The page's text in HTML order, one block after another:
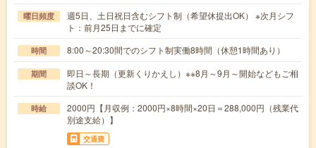
曜日頻度
週5日、土日祝日含むシフト制（希望休提出OK） ※次月シフ
ト：前月25日までに確定
時間 8:00～20:30間でのシフト制実働8時間（休憩1時間あり）
期間
即日～長期（更新くりかえし）※※8月～9月～開始などもご相
談OK！
時給
2000円【月収例：2000円×8時間×20日＝288,000円（残業代
別途支給）】
交通費